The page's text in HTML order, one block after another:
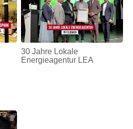
30 Jahre Lokale
Energieagentur LEA